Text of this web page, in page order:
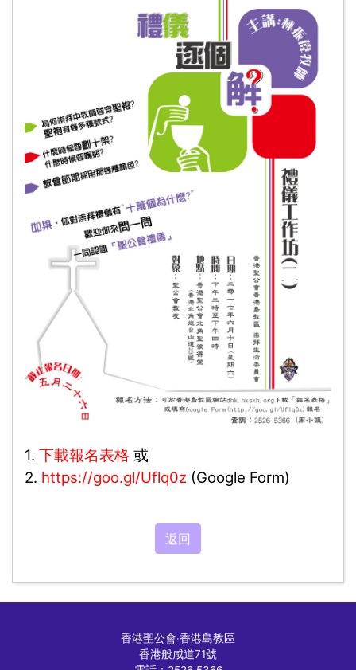
1. 下載報名表格 或
2. https://goo.gl/Uflq0z (Google Form)
返回
香港聖公會‧香港島教區
香港般咸道71號